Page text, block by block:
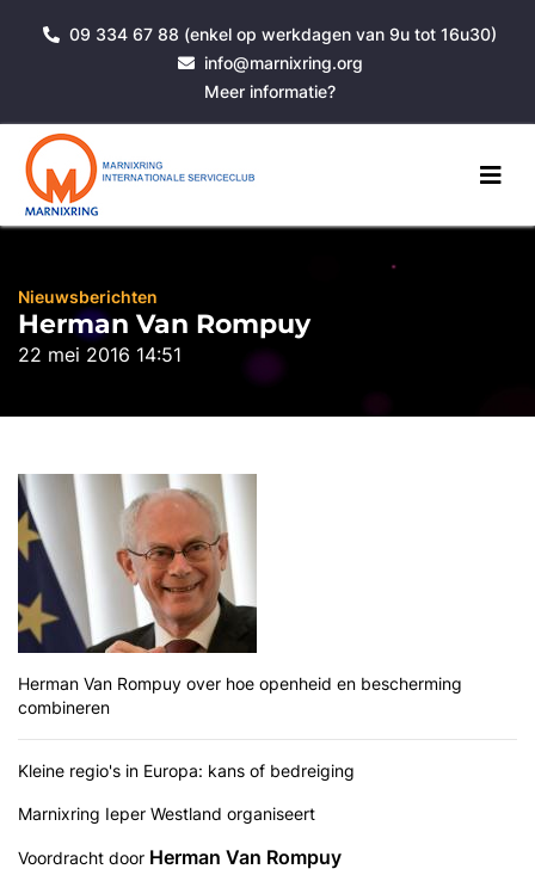
09 334 67 88 (enkel op werkdagen van 9u tot 16u30)
info@marnixring.org
Meer informatie?
Nieuwsberichten
Herman Van Rompuy
22 mei 2016 14:51
Herman Van Rompuy over hoe openheid en bescherming
combineren
Kleine regio's in Europa: kans of bedreiging
Marnixring Ieper Westland organiseert
Voordracht door Herman Van Rompuy